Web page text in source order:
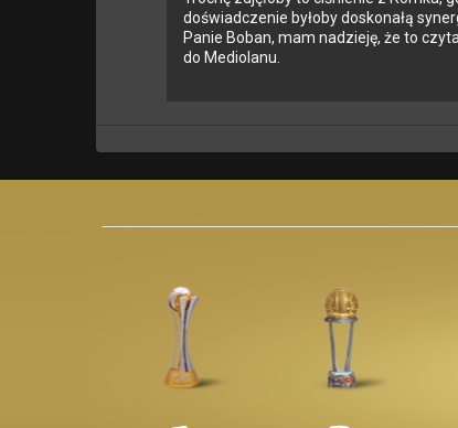
doświadczenie byłoby doskonałą
Panie Boban, mam nadzieję, że to
do Mediolanu.